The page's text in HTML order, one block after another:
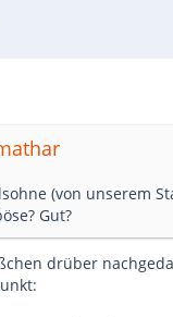
(von unserem
Gut?
drüber